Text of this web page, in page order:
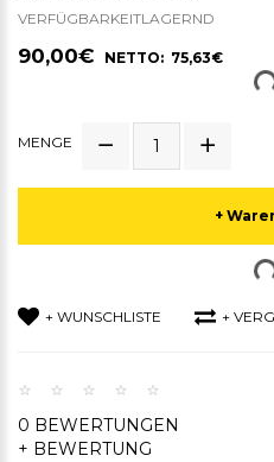
VERFÜGBARKEITLAGERND
90,00€ NETTO: 75,63€
MENGE
+
+ WUNSCHLISTE +
0 BEWERTUNGEN
+ BEWERTUNG